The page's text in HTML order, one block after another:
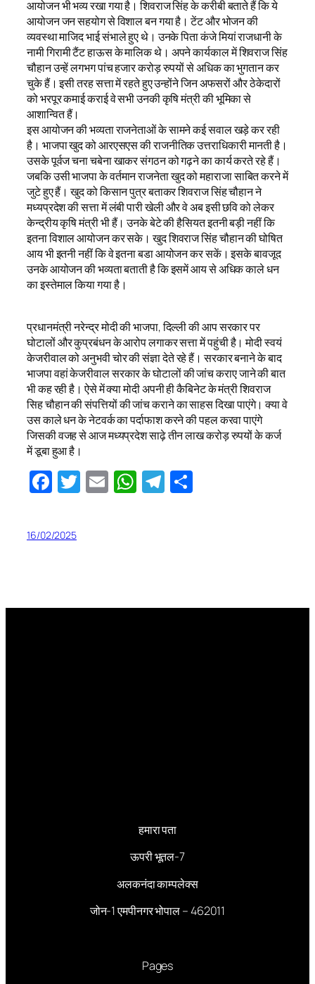
आयोजन भी भव्य रखा गया है। शिवराज सिंह के करीबी बताते हैं कि ये
आयोजन जन सहयोग से विशाल बन गया है। टेंट और भोजन की
व्यवस्था माजिद भाई संभाले हुए थे। उनके पिता कंजे मियां राजधानी के
नामी गिरामी टैंट हाऊस के मालिक थे। अपने कार्यकाल में शिवराज सिंह
चौहान उन्हें लगभग पांच हजार करोड़ रुपयों से अधिक का भुगतान कर
चुके हैं। इसी तरह सत्ता में रहते हुए उन्होंने जिन अफसरों और ठेकेदारों
को भरपूर कमाई कराई वे सभी उनकी कृषि मंत्री की भूमिका से
आशान्वित हैं।
इस आयोजन की भव्यता राजनेताओं के सामने कई सवाल खड़े कर रही
है। भाजपा खुद को आरएसएस की राजनीतिक उत्तराधिकारी मानती है।
उसके पूर्वज चना चबेना खाकर संगठन को गढ़ने का कार्य करते रहे हैं।
जबकि उसी भाजपा के वर्तमान राजनेता खुद को महाराजा साबित करने में
जुटे हुए हैं। खुद को किसान पुत्र बताकर शिवराज सिंह चौहान ने
मध्यप्रदेश की सत्ता में लंबी पारी खेली और वे अब इसी छवि को लेकर
केन्द्रीय कृषि मंत्री भी हैं। उनके बेटे की हैसियत इतनी बड़ी नहीं कि
इतना विशाल आयोजन कर सके। खुद शिवराज सिंह चौहान की घोषित
आय भी इतनी नहीं कि वे इतना बडा आयोजन कर सकें। इसके बावजूद
उनके आयोजन की भव्यता बताती है कि इसमें आय से अधिक काले धन
का इस्तेमाल किया गया है।
प्रधानमंत्री नरेन्द्र मोदी की भाजपा, दिल्ली की आप सरकार पर
घोटालों और कुप्रबंधन के आरोप लगाकर सत्ता में पहुंची है। मोदी स्वयं
केजरीवाल को अनुभवी चोर की संज्ञा देते रहे हैं। सरकार बनाने के बाद
भाजपा वहां केजरीवाल सरकार के घोटालों की जांच कराए जाने की बात
भी कह रही है। ऐसे में क्या मोदी अपनी ही कैबिनेट के मंत्री शिवराज
सिह चौहान की संपत्तियों की जांच कराने का साहस दिखा पाएंगे। क्या वे
उस काले धन के नेटवर्क का पर्दाफाश करने की पहल करवा पाएंगे
जिसकी वजह से आज मध्यप्रदेश साढ़े तीन लाख करोड़ रुपयों के कर्ज
में डूबा हुआ है।
Facebook
Twitter
EmailWhatsApp
Telegram
16/02/2025
हमारा पता
ऊपरी भूतल-7
अलकनंदा काम्पलेक्स
जोन-1 एमपीनगर भोपाल – 462011
Pages